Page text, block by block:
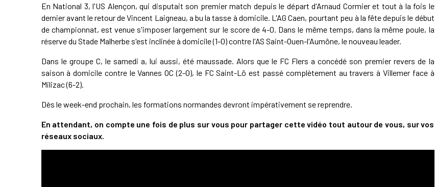
En National 3, l'US Alençon, qui disputait son premier match depuis le départ d'Arnaud Cormier et tout à la fois le
dernier avant le retour de Vincent Laigneau, a bu la tasse à domicile. L'AG Caen, pourtant peu à la fête depuis le début
de championnat, est venue s'imposer largement sur le score de 4-0. Dans le même temps, dans la même poule, la
réserve du Stade Malherbe s'est inclinée à domicile (1-0) contre l'AS Saint-Ouen-l'Aumône, le nouveau leader.
Dans le groupe C, le samedi a, lui aussi, été maussade. Alors que le FC Flers a concédé son premier revers de la
saison à domicile contre le Vannes OC (2-0), le FC Saint-Lô est passé complètement au travers à Villemer face à
Milizac (6-2).
Dès le week-end prochain, les formations normandes devront impérativement se reprendre.
En attendant, on compte une fois de plus sur vous pour partager cette vidéo tout autour de vous, sur vos
réseaux sociaux.